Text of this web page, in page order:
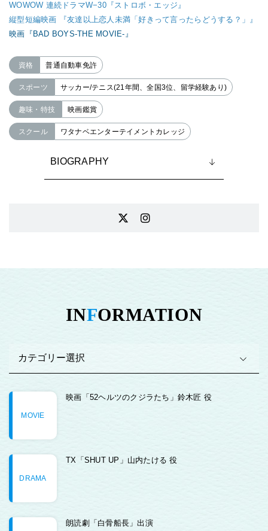
WOWOW 連続ドラマW−30『ストロボ・エッジ』
縦型短編映画 『友達以上恋人未満「好きって言ったらどうする？」』
映画『BAD BOYS-THE MOVIE-』
資格 普通自動車免許
スポーツ サッカー/テニス(21年間、全国3位、留学経験あり)
趣味・特技 映画鑑賞
スクール ワタナベエンターテイメントカレッジ
BIOGRAPHY
INFORMATION
MOVIE
映画「52ヘルツのクジラたち」鈴木匠 役
DRAMA
TX「SHUT UP」山内たける 役
朗読劇「白骨船長」出演